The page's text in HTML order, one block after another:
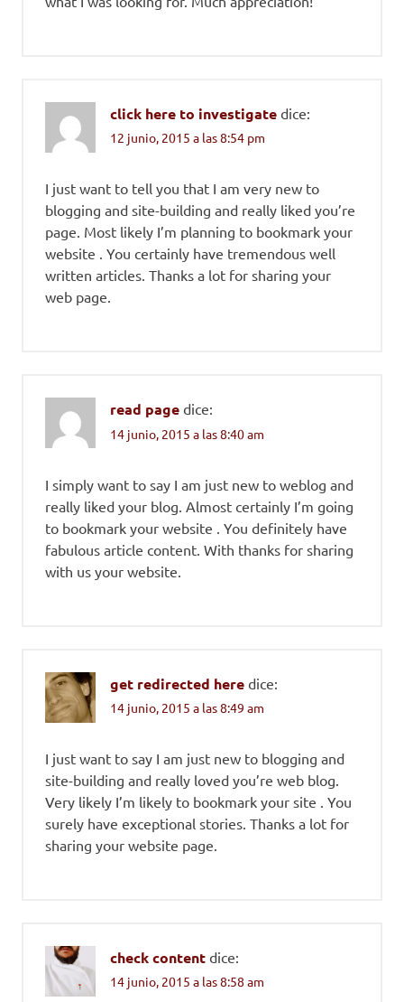
click here to investigate dice:
12 junio, 2015 a las 8:54 pm
I just want to tell you that I am very new to
blogging and site-building and really liked you’re
page. Most likely I’m planning to bookmark your
website . You certainly have tremendous well
written articles. Thanks a lot for sharing your
web page.
read page dice:
14 junio, 2015 a las 8:40 am
I simply want to say I am just new to weblog and
really liked your blog. Almost certainly I’m going
to bookmark your website . You definitely have
fabulous article content. With thanks for sharing
with us your website.
get redirected here dice:
14 junio, 2015 a las 8:49 am
I just want to say I am just new to blogging and
site-building and really loved you’re web blog.
Very likely I’m likely to bookmark your site . You
surely have exceptional stories. Thanks a lot for
sharing your website page.
check content dice:
14 junio, 2015 a las 8:58 am